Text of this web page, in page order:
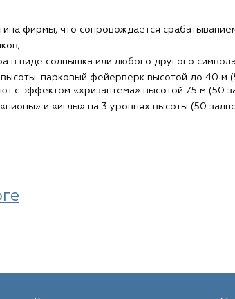
фирмы, что сопровождается
в виде солнышка или любого другого
парковый фейерверк высотой до 40 м
с эффектом «хризантема» высотой 75 м (50
и «иглы» на 3 уровнях высоты (50